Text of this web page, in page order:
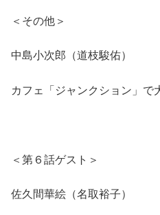
＜その他＞
中島小次郎（道枝駿佑）
カフェ「ジャンクション」で
＜第６話ゲスト＞
佐久間華絵（名取裕子）